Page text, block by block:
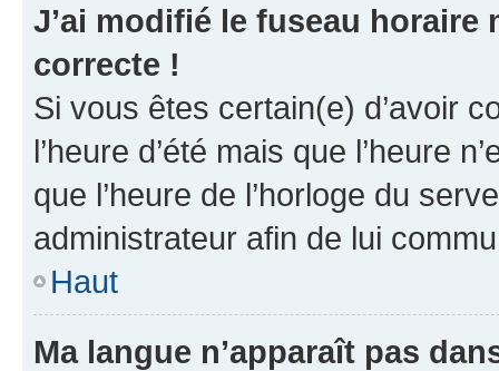
J’ai modifié le fuseau horaire
correcte !
Si vous êtes certain(e) d’avoir
l’heure d’été mais que l’heure
que l’heure de l’horloge du
administrateur afin de lui
Haut
Ma langue n’apparaît pas